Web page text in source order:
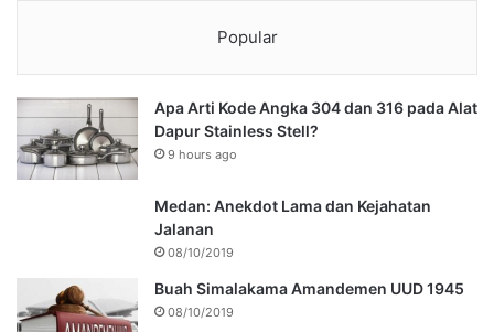
Popular
Apa Arti Kode Angka 304 dan 316 pada Alat
Dapur Stainless Stell?
9 hours ago
Medan: Anekdot Lama dan Kejahatan
Jalanan
08/10/2019
Buah Simalakama Amandemen UUD 1945
08/10/2019